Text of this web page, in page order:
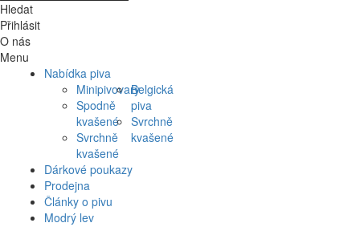
Hledat
Přihlásit
O nás
Menu
Nabídka piva
Minipivovary
Spodně
kvašené
Svrchně
kvašené
Belgická
piva
Svrchně
kvašené
Dárkové poukazy
Prodejna
Články o pivu
Modrý lev